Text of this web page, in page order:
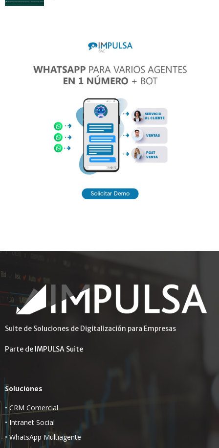
Suite de Soluciones de Digitalización para Empresas
Parte de IMPULSA Suite
Soluciones
•CRM Comercial
• Intranet Social
• WhatsApp Multiagente